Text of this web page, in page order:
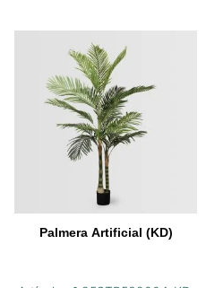
Palmera Artificial (KD)